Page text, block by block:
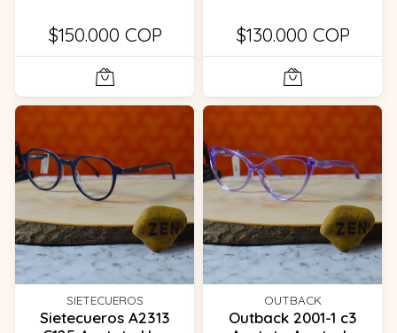
$150.000 COP $130.000 COP
SIETECUEROS
Sietecueros A2313
OUTBACK
Outback 2001-1 c3